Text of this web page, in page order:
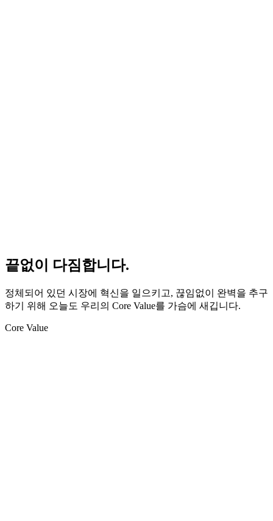
끝없이 다짐합니다.
정체되어 있던 시장에 혁신을 일으키고, 끊임없이 완벽을 추구
하기 위해 오늘도 우리의 Core Value를 가슴에 새깁니다.
Core Value